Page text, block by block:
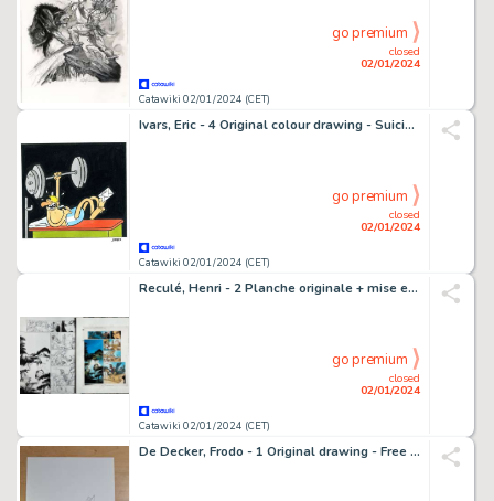
Catawiki 02/01/2024 (CET)
closed
02/01/2024
go premium
Ivars, Eric - 4 Original colour drawing - Suicides de ménage - (années 1990)
Catawiki 02/01/2024 (CET)
closed
02/01/2024
go premium
Reculé, Henri - 2 Planche originale + mise en couleur originale - Les Immortels T5 - Le Jour de la colère - 2005
Catawiki 02/01/2024 (CET)
closed
02/01/2024
go premium
De Decker, Frodo - 1 Original drawing - Free comic book day - 2023